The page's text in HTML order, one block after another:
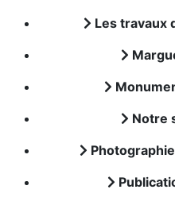
Les travaux
Notre